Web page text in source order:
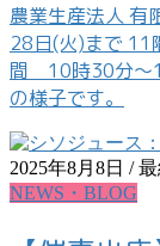
農業生産法人 有
28日(火)まで 11
間 10時30分～
の様子です。
2025年8月8日 /
NEWS・BLOG